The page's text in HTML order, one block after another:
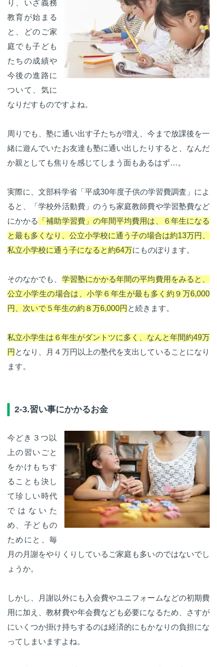
り、いざ義務
教育が始まる
と、どのご家
庭でも子ども
たちの成績や
今後の進路に
ついて、気に
なりだすものですよね。
周りでも、塾に通い出す子たちが増え、今まで放課後を一
緒に遊んでいたお友達も塾に通い出したりすると、なんだ
か親としても焦りを感じてしまう面もあるはず…。
実際に、文部科学省「平成30年度子供の学習費調査」によ
ると、「学校外活動費」のうち家庭教師費や学習塾費など
にかかる
「補助学習費」の年間平均費用は、６年生になる
と最も多くなり、公立小学校に通う子の場合は約13万円、
私立小学校に通う子になると約64万にものぼります。
そのなかでも、 学習塾にかかる年間の平均費用をみると、
公立小学生の場合は、小学６年生が最も多く約９万6,000
円、次いで５年生の約８万6,000円 と続きます。
私立小学生は６年生がダントツに多く、なんと年間約49万
円 となり、月４万円以上の塾代を支出していることになり
ます。
2-3.習い事にかかるお金
今どき３つ以
上の習いごと
をかけもちす
ることも決し
て珍しい時代
ではないた
め、子どもの
ためにと、毎
月の月謝をやりくりしているご家庭も多いのではないでし
ょうか。
しかし、月謝以外にも入会費やユニフォームなどの初期費
用に加え、教材費や年会費なども必要になるため、さすが
にいくつか掛け持ちするのは経済的にもかなりの負担にな
ってしまいますよね。